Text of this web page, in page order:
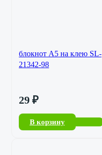
блокнот A5 на клею SL-
21342-98
29 ₽
В корзину